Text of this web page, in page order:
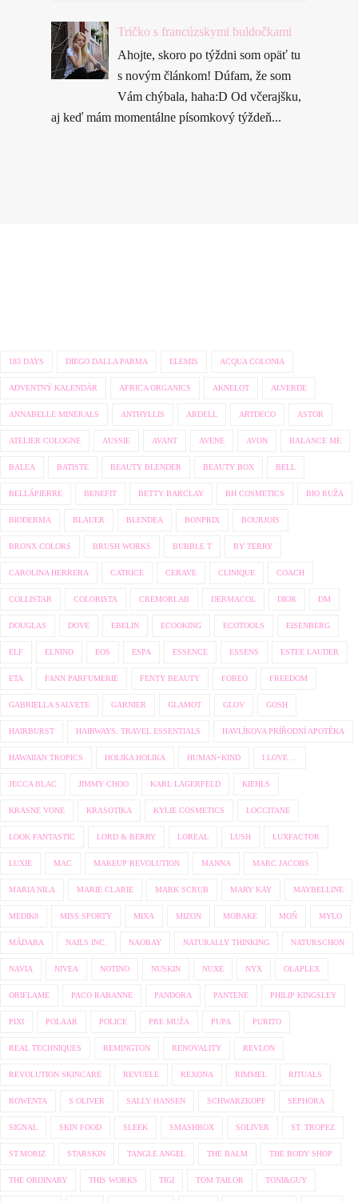
Tričko s francúzskymi buldočkami
Ahojte, skoro po týždni som opäť tu
s novým článkom! Dúfam, že som
Vám chýbala, haha:D Od včerajšku,
aj keď mám momentálne písomkový týždeň...
183 DAYS DIEGO DALLA PARMA ELEMIS ACQUA COLONIA
ADVENTNÝ KALENDÁR AFRICA ORGANICS AKNELOT ALVERDE
ANNABELLE MINERALS ANTHYLLIS ARDELL ARTDECO ASTOR
ATELIER COLOGNE AUSSIE AVANT AVENE AVON BALANCE ME
BALEA BATISTE BEAUTY BLENDER BEAUTY BOX BELL
BELLÁPIERRE BENEFIT BETTY BARCLAY BH COSMETICS BIO RUŽA
BIODERMA BLAUER BLENDEA BONPRIX BOURJOIS
BRONX COLORS BRUSH WORKS BUBBLE T BY TERRY
CAROLINA HERRERA CATRICE CERAVE CLINIQUE COACH
COLLISTAR COLORISTA CREMORLAB DERMACOL DIOR DM
DOUGLAS DOVE EBELIN ECOOKING ECOTOOLS EISENBERG
ELF ELNINO EOS ESPA ESSENCE ESSENS ESTEE LAUDER
ETA FANN PARFUMERIE FENTY BEAUTY FOREO FREEDOM
GABRIELLA SALVETE GARNIER GLAMOT GLOV GOSH
HAIRBURST HAIRWAYS. TRAVEL ESSENTIALS HAVLÍKOVA PRÍŘODNÍ APOTÉKA
HAWAIIAN TROPICS HOLIKA HOLIKA HUMAN+KIND I LOVE ...
JECCA BLAC JIMMY CHOO KARL LAGERFELD KIEHLS
KRASNE VONE KRASOTIKA KYLIE COSMETICS LOCCITANE
LOOK FANTASTIC LORD & BERRY LOREAL LUSH LUXFACTOR
LUXIE MAC MAKEUP REVOLUTION MANNA MARC JACOBS
MARIA NILA MARIE CLARIE MARK SCRUB MARY KAY MAYBELLINE
MEDIK8 MISS SPORTY MIXA MIZON MOBAKE MOŇ MYLO
MÁDARA NAILS INC. NAOBAY NATURALLY THINKING NATURSCHON
NAVIA NIVEA NOTINO NUSKIN NUXE NYX OLAPLEX
ORIFLAME PACO RABANNE PANDORA PANTENE PHILIP KINGSLEY
PIXI POLAAR POLICE PRE MUŽA PUPA PURITO
REAL TECHNIQUES REMINGTON RENOVALITY REVLON
REVOLUTION SKINCARE REVUELE REXONA RIMMEL RITUALS
ROWENTA S OLIVER SALLY HANSEN SCHWARZKOPF SEPHORA
SIGNAL SKIN FOOD SLEEK SMASHBOX SOLIVER ST. TROPEZ
ST.MORIZ STARSKIN TANGLE ANGEL THE BALM THE BODY SHOP
THE ORDINARY THIS WORKS TIGI TOM TAILOR TONI&GUY